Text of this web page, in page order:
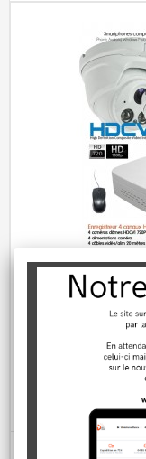
Kit HDCVI de vidéo
Rupture de stock
AJOUTER